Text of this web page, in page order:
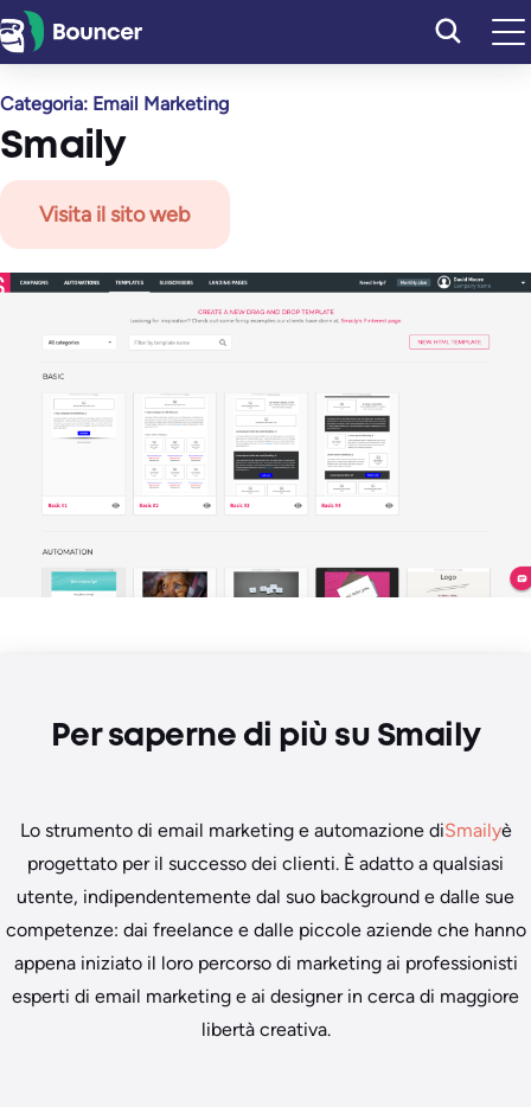
Vai
al
Categoria: Email Marketing
Smaily
Visita il sito web
Per saperne di più su Smaily
Lo strumento di email marketing e automazione diSmailyè
progettato per il successo dei clienti. È adatto a qualsiasi
utente, indipendentemente dal suo background e dalle sue
competenze: dai freelance e dalle piccole aziende che hanno
appena iniziato il loro percorso di marketing ai professionisti
esperti di email marketing e ai designer in cerca di maggiore
libertà creativa.